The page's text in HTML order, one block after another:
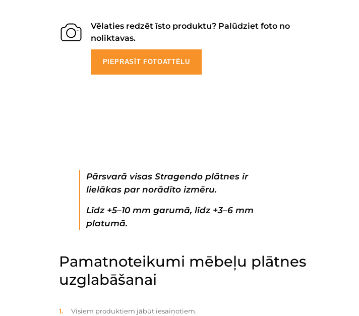
Vēlaties redzēt īsto produktu? Palūdziet foto no
noliktavas.
PIEPRASĪT FOTOATTĒLU
Pārsvarā visas Stragendo plātnes ir
lielākas par norādīto izmēru.
Līdz +5–10 mm garumā, līdz +3–6 mm
platumā.
Pamatnoteikumi mēbeļu plātnes
uzglabāšanai
Visiem produktiem jābūt iesaiņotiem.